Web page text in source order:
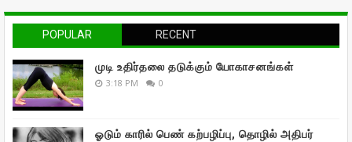
POPULAR RECENT
முடி உதிர்தலை தடுக்கும் யோகாசனங்கள்
3:18 PM 0
ஓடும் காரில் பெண் கற்பழிப்பு, தொழில் அதிபர்